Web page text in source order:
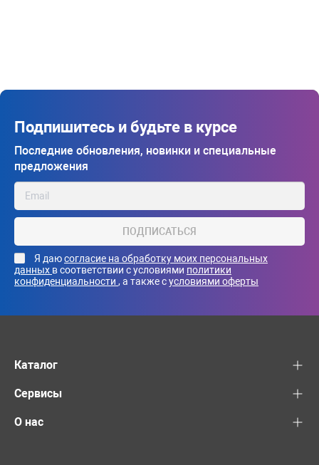
Подпишитесь и будьте в курсе
Последние обновления, новинки и специальные
предложения
ПОДПИСАТЬСЯ
Я даюсогласие на обработку моих персональных
данных в соответствии с условиями политики
конфиденциальности , а также сусловиями оферты
Каталог
Сервисы
О нас